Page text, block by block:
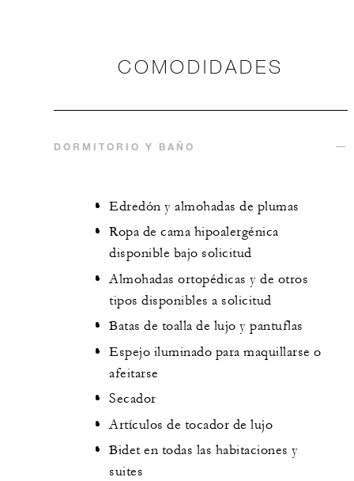
COMODIDADES
DORMITORIO Y BAÑO
Edredón y almohadas de plumas
Ropa de cama hipoalergénica
disponible bajo solicitud
Almohadas ortopédicas y de otros
tipos disponibles a solicitud
Batas de toalla de lujo y pantuflas
Espejo iluminado para maquillarse o
afeitarse
Secador
Artículos de tocador de lujo
Bidet en todas las habitaciones y
suites